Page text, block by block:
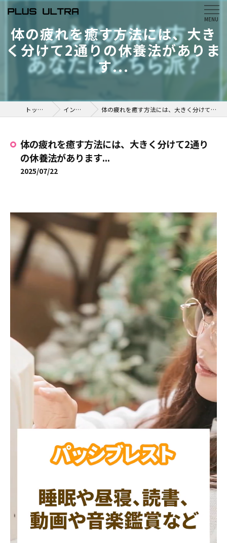
体の疲れを癒す方法には、大き
く分けて2通りの休養法がありま
す...
トップページ インスタ掲載 体の疲れを癒す方法には、大きく分けて2通りの休養法があります...
体の疲れを癒す方法には、大きく分けて2通り
の休養法があります...
2025/07/22